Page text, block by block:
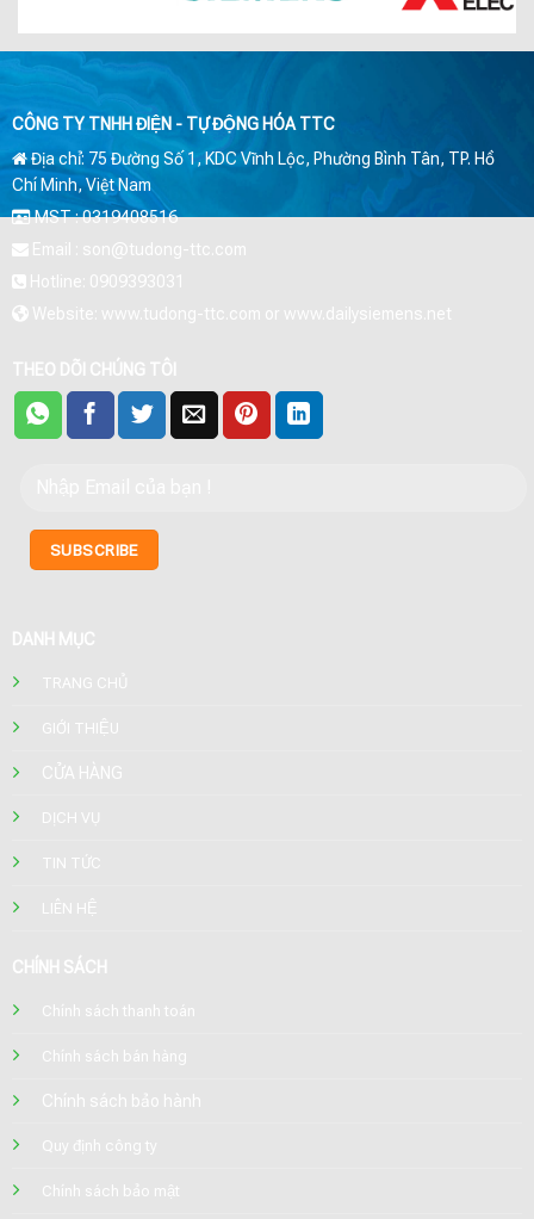
CÔNG TY TNHH ĐIỆN - TỰ ĐỘNG HÓA TTC
Địa chỉ: 75 Đường Số 1, KDC Vĩnh Lộc, Phường Bình Tân, TP. Hồ
Chí Minh, Việt Nam
MST : 0319408516
Email : son@tudong-ttc.com
Hotline: 0909393031
Website: www.tudong-ttc.com or www.dailysiemens.net
THEO DÕI CHÚNG TÔI
DANH MỤC
TRANG CHỦ
GIỚI THIỆU
CỬA HÀNG
DỊCH VỤ
TIN TỨC
LIÊN HỆ
CHÍNH SÁCH
Chính sách thanh toán
Chính sách bán hàng
Chính sách bảo hành
Quy định công ty
Chính sách bảo mật